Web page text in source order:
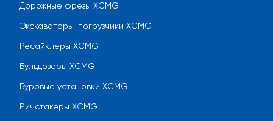
Дорожные фрезы XCMG
Экскаваторы-погрузчики XCMG
Ресайклеры XCMG
Бульдозеры XCMG
Буровые установки XCMG
Ричстакеры XCMG